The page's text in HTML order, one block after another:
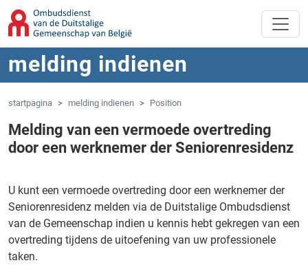
Overslaan naar hoofdinhoud
Spring naar navigatie
melding indienen
startpagina melding indienen Position
Melding van een vermoede overtreding
door een werknemer der Seniorenresidenz
U kunt een vermoede overtreding door een werknemer der
Seniorenresidenz melden via de Duitstalige Ombudsdienst
van de Gemeenschap indien u kennis hebt gekregen van een
overtreding tijdens de uitoefening van uw professionele
taken.